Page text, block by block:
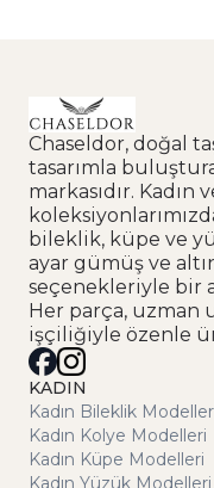
Chaseldor, doğal
tasarımla
markasıdır. Kadın
bileklik, küpe ve
ayar gümüş ve
seçenekleriyle bir
Her parça, uzman
işçiliğiyle özenle
KADIN
Kadın Bileklik
Kadın Kolye Modelleri
Kadın Küpe Modelleri
Kadın Yüzük Modelleri